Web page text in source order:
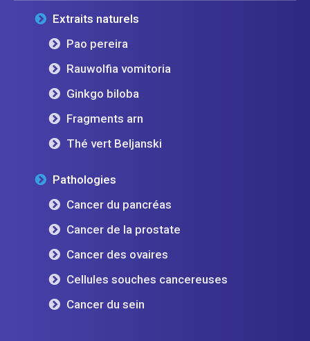
Extraits naturels
Pao pereira
Rauwolfia vomitoria
Ginkgo biloba
Fragments arn
Thé vert Beljanski
Pathologies
Cancer du pancréas
Cancer de la prostate
Cancer des ovaires
Cellules souches cancereuses
Cancer du sein